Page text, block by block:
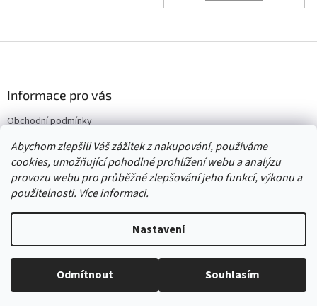
Abychom zlepšili Váš zážitek z nakupování, používáme
cookies, umožňující pohodlné prohlížení webu a analýzu
provozu webu pro průběžné zlepšování jeho funkcí, výkonu a
použitelnosti. Více informaci.
Nastavení
Odmítnout Souhlasím
í
Informace pro vás
Obchodní podmínky
Vrácení/výměna/reklamace
Velkoobchod
Copyright 2026Červený Tulipán. Všechna práva vyhrazena.Upravit